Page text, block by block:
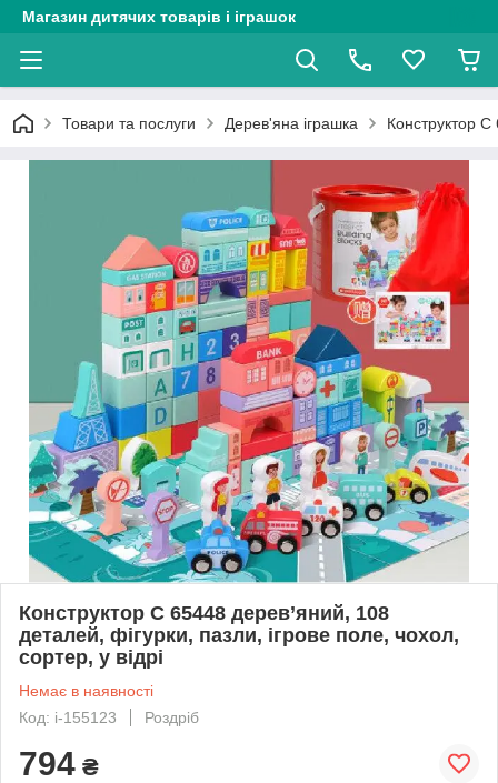
Магазин дитячих товарів і іграшок
Товари та послуги Дерев'яна іграшка Конструктор С
Конструктор С 65448 дерев’яний, 108
деталей, фігурки, пазли, ігрове поле, чохол,
сортер, у відрі
Немає в наявності
Код: i-155123
Роздріб
794 ₴